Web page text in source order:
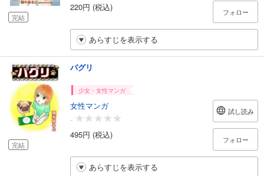
完結
220円 (税込)
フォロー
あらすじを表示する
完結
パグリ
少女・女性マンガ
女性マンガ
-
495円 (税込)
試し読み
フォロー
あらすじを表示する